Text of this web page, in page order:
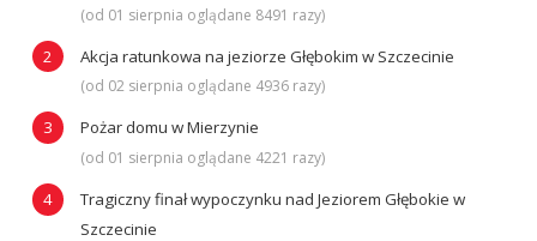
(od 01 sierpnia oglądane 8491 razy)
Akcja ratunkowa na jeziorze Głębokim w Szczecinie
(od 02 sierpnia oglądane 4936 razy)
Pożar domu w Mierzynie
(od 01 sierpnia oglądane 4221 razy)
Tragiczny finał wypoczynku nad Jeziorem Głębokie w
Szczecinie